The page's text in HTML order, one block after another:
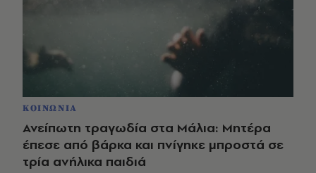
ΚΟΙΝΩΝΙΑ
Ανείπωτη τραγωδία στα Μάλια: Μητέρα
έπεσε από βάρκα και πνίγηκε μπροστά σε
τρία ανήλικα παιδιά